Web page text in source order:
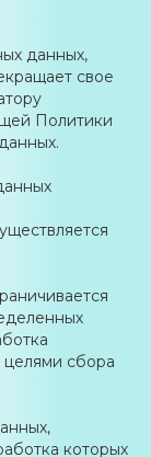
данных,
свое
Политики
целями сбора
которых